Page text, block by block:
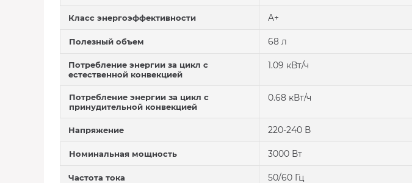
Класс энергоэффективности A+
Полезный объем 68 л
Потребление энергии за цикл с
естественной конвекцией
1.09 кВт/ч
Потребление энергии за цикл с
принудительной конвекцией
0.68 кВт/ч
Напряжение 220-240 В
Номинальная мощность 3000 Вт
Частота тока 50/60 Гц